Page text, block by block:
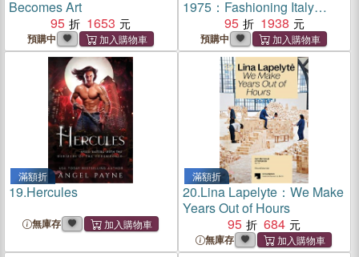
Becomes Art
95
1653
預購中
1975：Fashioning Italy
1955-1975 Glamour and
industrial innovation in
Rome, in the Archives of
Istituto Luce
95 1938
預購中
滿額折
19.Hercules
無庫存
滿額折
20.Lina Lapelyte：We Make
Years Out of Hours
95
684
無庫存